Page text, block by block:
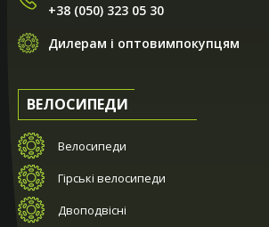
+38 (050) 323 05 30
Дилерам і оптовимпокупцям
ВЕЛОСИПЕДИ
Велосипеди
Гірські велосипеди
Двоподвісні